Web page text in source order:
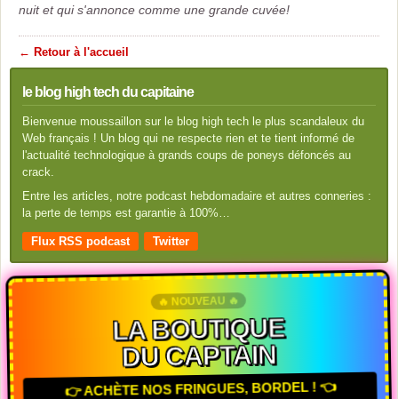
nuit et qui s'annonce comme une grande cuvée!
← Retour à l'accueil
le blog high tech du capitaine
Bienvenue moussaillon sur le blog high tech le plus scandaleux du
Web français ! Un blog qui ne respecte rien et te tient informé de
l'actualité technologique à grands coups de poneys défoncés au
crack.
Entre les articles, notre podcast hebdomadaire et autres conneries :
la perte de temps est garantie à 100%…
Flux RSS podcast Twitter
🔥 NOUVEAU 🔥
LA BOUTIQUE
DU CAPTAIN
👉 ACHÈTE NOS FRINGUES, BORDEL ! 👈